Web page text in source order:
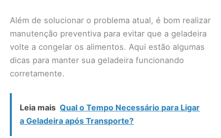
Além de solucionar o problema atual, é bom realizar
manutenção preventiva para evitar que a geladeira
volte a congelar os alimentos. Aqui estão algumas
dicas para manter sua geladeira funcionando
corretamente.
Leia mais Qual o Tempo Necessário para Ligar
a Geladeira após Transporte?